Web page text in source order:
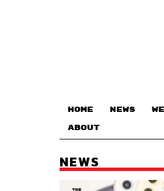
HOME NEWS
ABOUT
NEWS